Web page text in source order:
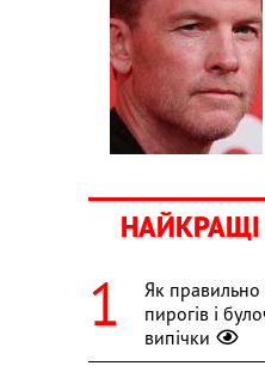
НАЙКРАЩІ
Як
пирогів і
випічки